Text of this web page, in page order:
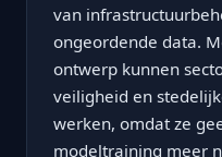
van
ongeordende data.
ontwerp kunnen
veiligheid en
werken, omdat ze
modeltraining meer